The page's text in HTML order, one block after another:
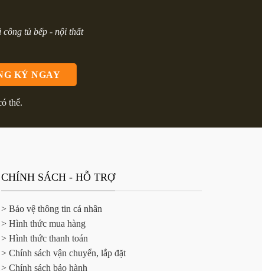
tủ bếp - nội thất
thể.
CHÍNH SÁCH - HỖ TRỢ
> Bảo vệ thông tin cá nhân
> Hình thức mua hàng
> Hình thức thanh toán
> Chính sách vận chuyển, lắp đặt
> Chính sách bảo hành